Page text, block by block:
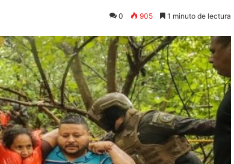
0 905 1 minuto de lectura